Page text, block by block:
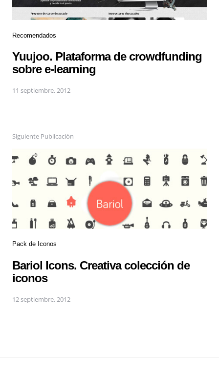
Recomendados
Yuujoo. Plataforma de crowdfunding
sobre e-learning
11 septiembre, 2012
Siguiente Publicación
Pack de Iconos
Bariol Icons. Creativa colección de
iconos
12 septiembre, 2012